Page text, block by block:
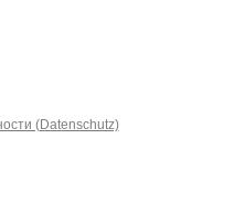
(Datenschutz)